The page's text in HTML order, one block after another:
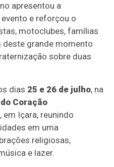
apresentou a
e reforçou o
motoclubes, famílias
deste grande momento
sobre duas
dias 25 e 26 de julho, na
Coração
, em Içara, reunindo
em uma
religiosas,
e lazer.